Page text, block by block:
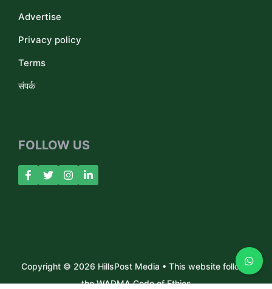
Advertise
Privacy policy
Terms
संपर्क
FOLLOW US
Copyright © 2026 HillsPost Media • This website follows
the WADMA Code of Ethics